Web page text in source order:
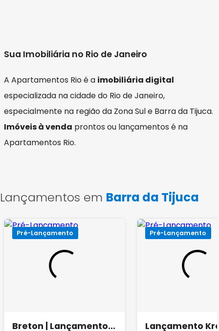
Sua Imobiliária no Rio de Janeiro
A Apartamentos Rio é a imobiliária digital
especializada na cidade do Rio de Janeiro,
especialmente na região da Zona Sul e Barra da Tijuca.
Imóveis à venda prontos ou lançamentos é na
Apartamentos Rio.
Lançamentos em Barra da Tijuca
Pré-Lançamento
Breton | Lançamento
Pré-Lançamento
Lançamento